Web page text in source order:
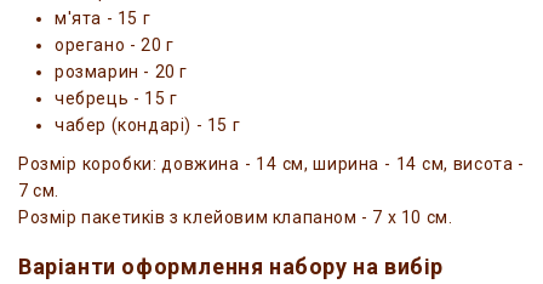
м'ята - 15 г
орегано - 20 г
розмарин - 20 г
чебрець - 15 г
чабер (кондарі) - 15 г
Розмір коробки: довжина - 14 см, ширина - 14 см, висота -
7 см.
Розмір пакетиків з клейовим клапаном - 7 x 10 см.
Варіанти оформлення набору на вибір